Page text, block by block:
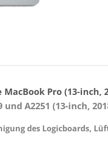
Pro (13-inch,
A2251 (13-inch,
des Logicboards,